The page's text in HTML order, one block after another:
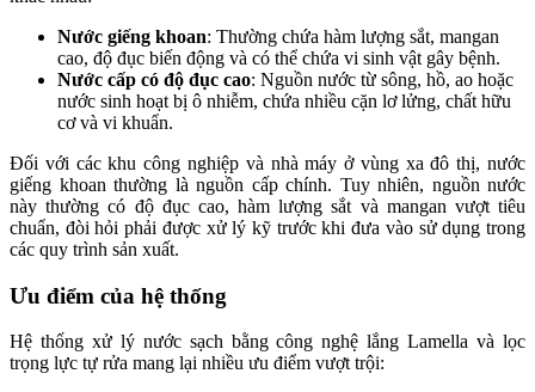
Nước giếng khoan: Thường chứa hàm lượng sắt, mangan
cao, độ đục biến động và có thể chứa vi sinh vật gây bệnh.
Nước cấp có độ đục cao: Nguồn nước từ sông, hồ, ao hoặc
nước sinh hoạt bị ô nhiễm, chứa nhiều cặn lơ lửng, chất hữu
cơ và vi khuẩn.
Đối với các khu công nghiệp và nhà máy ở vùng xa đô thị, nước
giếng khoan thường là nguồn cấp chính. Tuy nhiên, nguồn nước
này thường có độ đục cao, hàm lượng sắt và mangan vượt tiêu
chuẩn, đòi hỏi phải được xử lý kỹ trước khi đưa vào sử dụng trong
các quy trình sản xuất.
Ưu điểm của hệ thống
Hệ thống xử lý nước sạch bằng công nghệ lắng Lamella và lọc
trọng lực tự rửa mang lại nhiều ưu điểm vượt trội: